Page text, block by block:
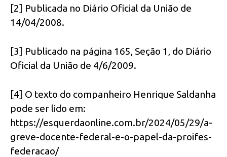
[2] Publicada no Diário Oficial da União de
14/04/2008.
[3] Publicado na página 165, Seção 1, do Diário
Oficial da União de 4/6/2009.
[4] O texto do companheiro Henrique Saldanha
pode ser lido em:
https://esquerdaonline.com.br/2024/05/29/a-
greve-docente-federal-e-o-papel-da-proifes-
federacao/